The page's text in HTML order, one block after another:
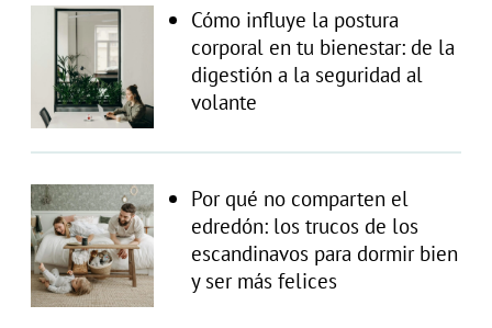
Cómo influye la postura
corporal en tu bienestar: de la
digestión a la seguridad al
volante
Por qué no comparten el
edredón: los trucos de los
escandinavos para dormir bien
y ser más felices